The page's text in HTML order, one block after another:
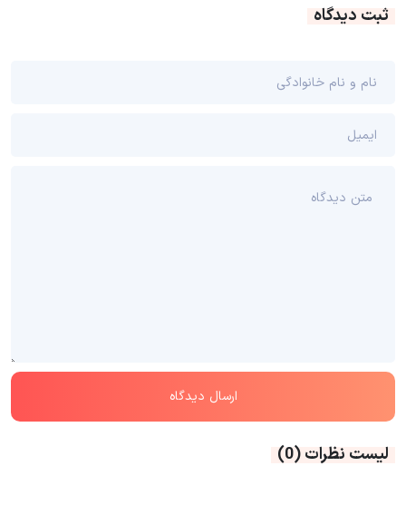
ثبت دیدگاه
لیست نظرات(0)